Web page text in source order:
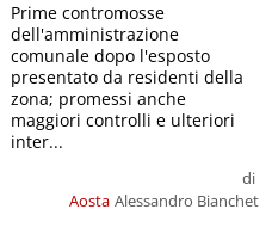
Aosta
di
Alessandro Bianchet
Prime contromosse
dell'amministrazione
comunale dopo l'esposto
presentato da residenti della
zona; promessi anche
maggiori controlli e ulteriori
inter...